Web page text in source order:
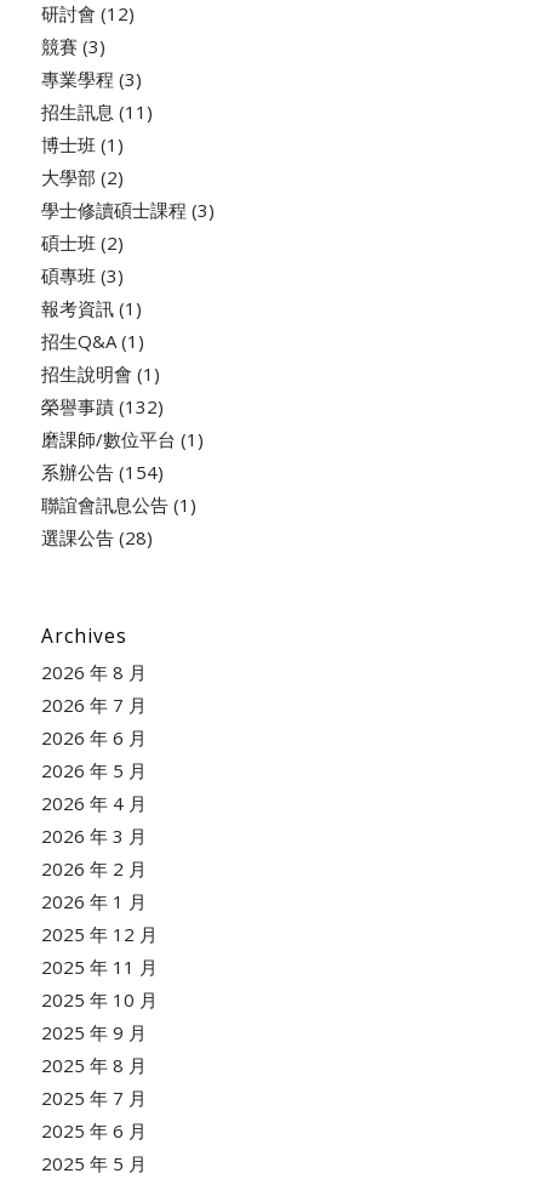
研討會 (12)
競賽 (3)
專業學程 (3)
招生訊息 (11)
博士班(1)
大學部 (2)
學士修讀碩士課程 (3)
碩士班(2)
碩專班(3)
報考資訊(1)
招生Q&A(1)
招生說明會 (1)
榮譽事蹟(132)
磨課師/數位平台 (1)
系辦公告(154)
聯誼會訊息公告(1)
選課公告(28)
Archives
2026 年 8 月
2026 年 7 月
2026 年 6 月
2026 年 5 月
2026 年 4 月
2026 年 3 月
2026 年 2 月
2026 年 1 月
2025 年 12 月
2025 年 11 月
2025 年 10 月
2025 年 9 月
2025 年 8 月
2025 年 7 月
2025 年 6 月
2025 年 5 月